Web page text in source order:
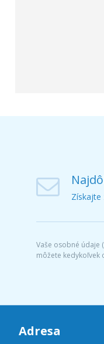
Získajte
Vaše osobné údaje
môžete kedykoľvek
Adresa